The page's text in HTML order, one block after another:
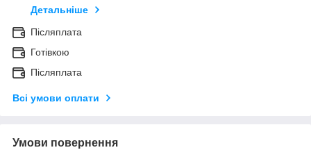
Детальніше
Післяплата
Готівкою
Післяплата
Всі умови оплати
Умови повернення